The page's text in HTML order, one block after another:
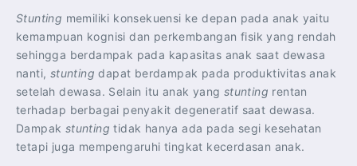
Stunting memiliki konsekuensi ke depan pada anak yaitu
kemampuan kognisi dan perkembangan fisik yang rendah
sehingga berdampak pada kapasitas anak saat dewasa
nanti, stunting dapat berdampak pada produktivitas anak
setelah dewasa. Selain itu anak yang stunting rentan
terhadap berbagai penyakit degeneratif saat dewasa.
Dampak stuntingtidak hanya ada pada segi kesehatan
tetapi juga mempengaruhi tingkat kecerdasan anak.